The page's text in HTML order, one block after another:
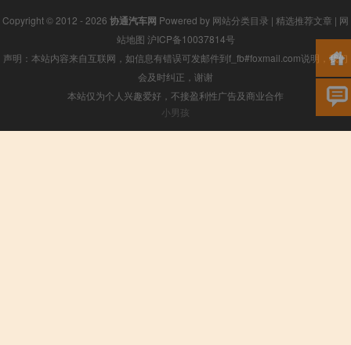
Copyright © 2012 - 2026 协通汽车网 Powered by 网站分类目录 | 精选推荐文章 | 网
站地图 沪ICP备10037814号
声明：本站内容来自互联网，如信息有错误可发邮件到f_fb#foxmail.com说明，我们
会及时纠正，谢谢
本站仅为个人兴趣爱好，不接盈利性广告及商业合作
小男孩